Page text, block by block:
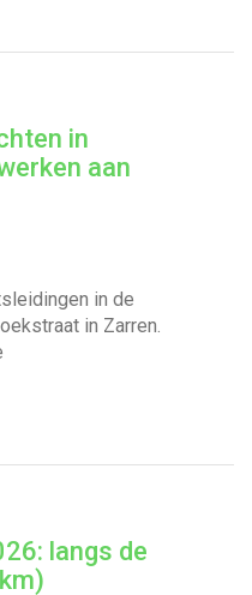
in
aan
in de
in Zarren.
langs de